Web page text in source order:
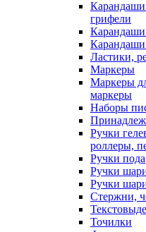
Карандаши
грифели
Ластики,
Маркеры
Маркеры
маркеры
Наборы
Ручки
роллеры,
Ручки
Ручки
Ручки
Стержни,
Точилки